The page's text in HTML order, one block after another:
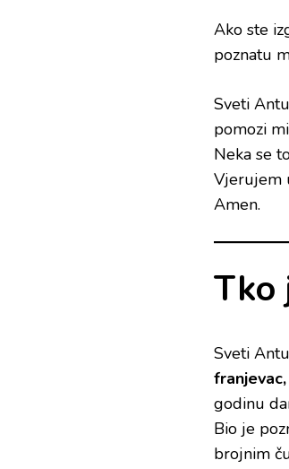
Ako ste
poznatu
Sveti
pomozi
Neka se
Vjerujem
Amen.
Tko
Sveti
godinu
Bio je
brojnim